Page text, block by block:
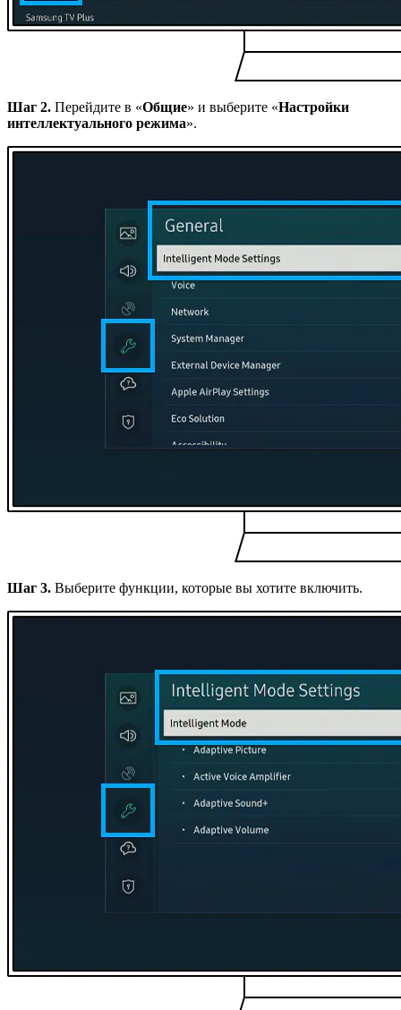
Шаг 2. Перейдите в «Общие» и выберите «Настройки
интеллектуального режима».
Шаг 3. Выберите функции, которые вы хотите включить.